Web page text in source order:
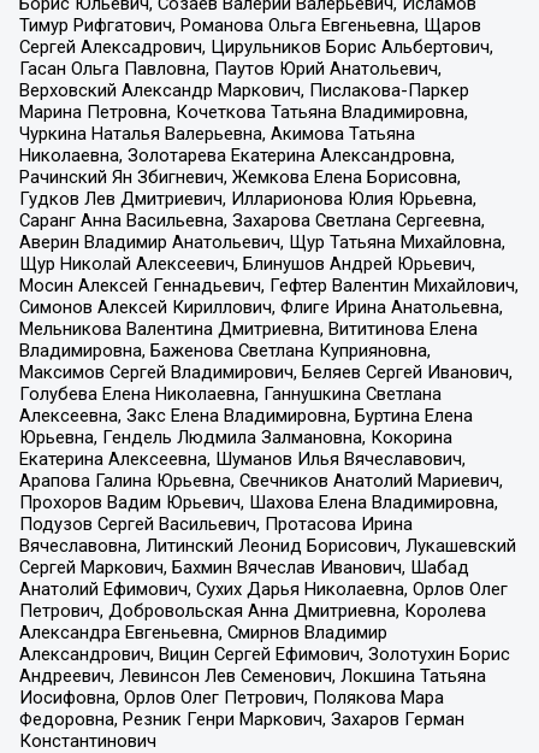
Тимур Рифгатович, Романова Ольга Евгеньевна, Щаров
Сергей Алексадрович, Цирульников Борис Альбертович,
Гасан Ольга Павловна, Паутов Юрий Анатольевич,
Верховский Александр Маркович, Пислакова-Паркер
Марина Петровна, Кочеткова Татьяна Владимировна,
Чуркина Наталья Валерьевна, Акимова Татьяна
Николаевна, Золотарева Екатерина Александровна,
Рачинский Ян Збигневич, Жемкова Елена Борисовна,
Гудков Лев Дмитриевич, Илларионова Юлия Юрьевна,
Саранг Анна Васильевна, Захарова Светлана Сергеевна,
Аверин Владимир Анатольевич, Щур Татьяна Михайловна,
Щур Николай Алексеевич, Блинушов Андрей Юрьевич,
Мосин Алексей Геннадьевич, Гефтер Валентин Михайлович,
Симонов Алексей Кириллович, Флиге Ирина Анатольевна,
Мельникова Валентина Дмитриевна, Вититинова Елена
Владимировна, Баженова Светлана Куприяновна,
Максимов Сергей Владимирович, Беляев Сергей Иванович,
Голубева Елена Николаевна, Ганнушкина Светлана
Алексеевна, Закс Елена Владимировна, Буртина Елена
Юрьевна, Гендель Людмила Залмановна, Кокорина
Екатерина Алексеевна, Шуманов Илья Вячеславович,
Арапова Галина Юрьевна, Свечников Анатолий Мариевич,
Прохоров Вадим Юрьевич, Шахова Елена Владимировна,
Подузов Сергей Васильевич, Протасова Ирина
Вячеславовна, Литинский Леонид Борисович, Лукашевский
Сергей Маркович, Бахмин Вячеслав Иванович, Шабад
Анатолий Ефимович, Сухих Дарья Николаевна, Орлов Олег
Петрович, Добровольская Анна Дмитриевна, Королева
Александра Евгеньевна, Смирнов Владимир
Александрович, Вицин Сергей Ефимович, Золотухин Борис
Андреевич, Левинсон Лев Семенович, Локшина Татьяна
Иосифовна, Орлов Олег Петрович, Полякова Мара
Федоровна, Резник Генри Маркович, Захаров Герман
Константинович